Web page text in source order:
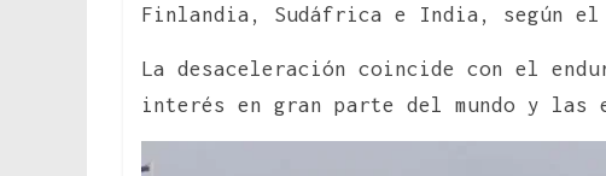
Finlandia, Sudáfrica e India, según el
La desaceleración coincide con el
interés en gran parte del mundo y las